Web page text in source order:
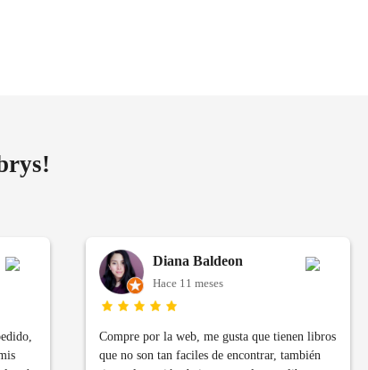
Diana Baldeon
Hace 11 meses
Compre por la web, me gusta que tienen libros
que no son tan faciles de encontrar, también